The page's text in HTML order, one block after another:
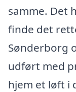
samme. Det
finde det
Sønderborg
udført med
hjem et løft i